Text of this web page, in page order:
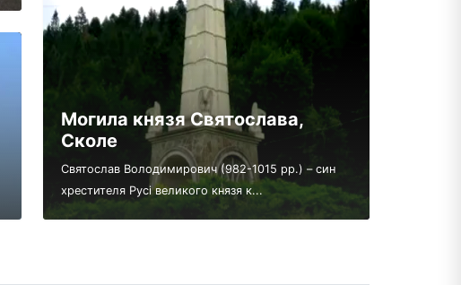
Могила князя Святослава,
Сколе
Святослав Володимирович (982-1015 рр.) – син
хрестителя Русі великого князя к...